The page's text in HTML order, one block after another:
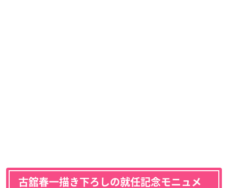
古舘春一描き下ろしの就任記念モニュメ